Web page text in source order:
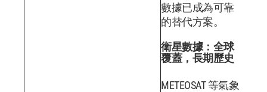
數據已成為可靠
的替代方案。
衛星數據：全球
覆蓋，長期歷史
METEOSAT 等氣象